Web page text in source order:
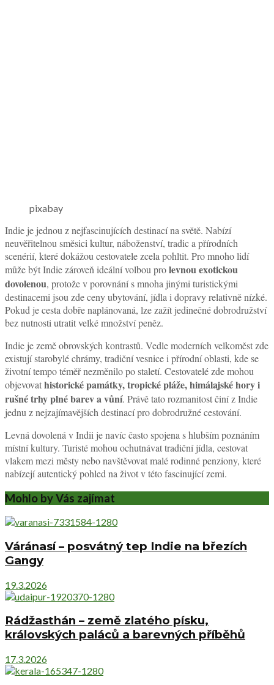
pixabay
Indie je jednou z nejfascinujících destinací na světě. Nabízí
neuvěřitelnou směsici kultur, náboženství, tradic a přírodních
scenérií, které dokážou cestovatele zcela pohltit. Pro mnoho lidí
může být Indie zároveň ideální volbou prolevnou exotickou
dovolenou, protože v porovnání s mnoha jinými turistickými
destinacemi jsou zde ceny ubytování, jídla i dopravy relativně nízké.
Pokud je cesta dobře naplánovaná, lze zažít jedinečné dobrodružství
bez nutnosti utratit velké množství peněz.
Indie je země obrovských kontrastů. Vedle moderních velkoměst zde
existují starobylé chrámy, tradiční vesnice i přírodní oblasti, kde se
životní tempo téměř nezměnilo po staletí. Cestovatelé zde mohou
objevovathistorické památky, tropické pláže, himálajské hory i
rušné trhy plné barev a vůní. Právě tato rozmanitost činí z Indie
jednu z nejzajímavějších destinací pro dobrodružné cestování.
Levná dovolená v Indii je navíc často spojena s hlubším poznáním
místní kultury. Turisté mohou ochutnávat tradiční jídla, cestovat
vlakem mezi městy nebo navštěvovat malé rodinné penziony, které
nabízejí autentický pohled na život v této fascinující zemi.
Mohlo by Vás zajímat
Váránasí – posvátný tep Indie na březích
Gangy
19.3.2026
Rádžasthán – země zlatého písku,
královských paláců a barevných příběhů
17.3.2026